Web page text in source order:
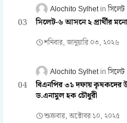
Alochito Sylhet সিলেট
সিলেট-৬ আসনে ২ প্রার্থীর
শনিবার, জানুয়ারি ০৩, ২০২৬
Alochito Sylhet সিলেট
বিএনপির ৩১ দফায় কৃষকদের
ড.এনামুল হক চৌধুরী
শুক্রবার, অক্টোবর ১০, ২০২৫